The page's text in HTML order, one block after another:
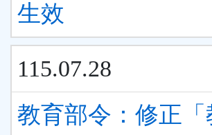
生效
115.07.28
教育部令：修正